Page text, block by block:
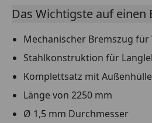
Das Wichtigste auf einen
Mechanischer Bremszug
Stahlkonstruktion für
Komplettsatz mit
Länge von 2250 mm
Ø 1,5 mm Durchmesser